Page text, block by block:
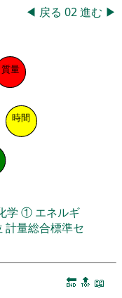
◀ 戻る 02進む ▶
質量
時間
学 ① エネルギ
計量総合標準セ
🔚 🔝 📖